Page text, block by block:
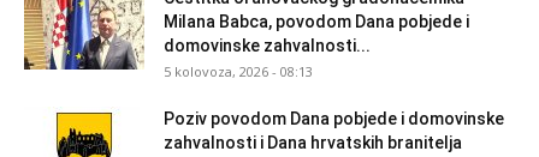
Milana Babca, povodom Dana pobjede i
domovinske zahvalnosti...
5 kolovoza, 2026 - 08:13
Poziv povodom Dana pobjede i domovinske
zahvalnosti i Dana hrvatskih branitelja